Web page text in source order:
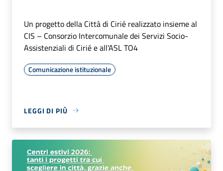
Un progetto della Città di Cirié realizzato insieme al
CIS – Consorzio Intercomunale dei Servizi Socio-
Assistenziali di Cirié e all'ASL TO4
Comunicazione istituzionale
LEGGI DI PIÙ